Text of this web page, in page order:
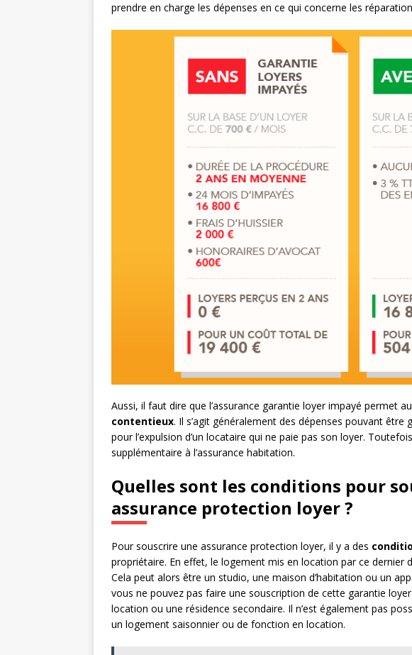
prendre en charge les dépenses en ce qui concerne les
Aussi, il faut dire que l’assurance garantie loyer impayé permet
contentieux. Il s’agit généralement des dépenses pouvant être
pour l’expulsion d’un locataire qui ne paie pas son loyer.
supplémentaire à l’assurance habitation.
Quelles sont les conditions pour
assurance protection loyer ?
Pour souscrire une assurance protection loyer, il y a des
propriétaire. En effet, le logement mis en location par ce dernier
Cela peut alors être un studio, une maison d’habitation ou un
vous ne pouvez pas faire une souscription de cette garantie
location ou une résidence secondaire. Il n’est également pas
un logement saisonnier ou de fonction en location.